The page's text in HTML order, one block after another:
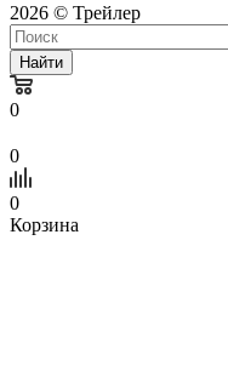
2026 © Трейлер
Найти
0
0
0
Корзина